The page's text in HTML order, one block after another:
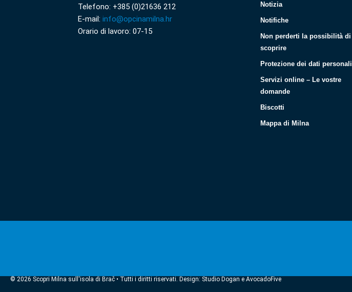
Telefono: +385 (0)21636 212
E-mail: info@opcinamilna.hr
Orario di lavoro: 07-15
Notizia
Notifiche
Non perderti la possibilità di
scoprire
Protezione dei dati personali
Servizi online – Le vostre
domande
Biscotti
Mappa di Milna
© 2026 Scopri Milna sull'isola di Brač • Tutti i diritti riservati. Design: Studio Dogan e AvocadoFive